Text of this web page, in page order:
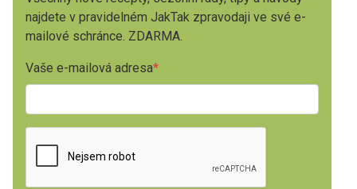
najdete v pravidelném JakTak zpravodaji ve své e-
mailové schránce. ZDARMA.
Vaše e-mailová adresa